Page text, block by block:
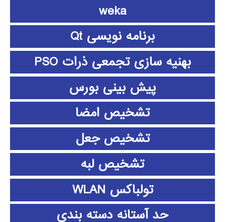
weka
برنامه نویسی Qt
بهنیه سازی تجمعی ذرات PSO
پیش بینی بورس
تشخیص امضا
تشخیص جعل
تشخیص لبه
تولباکس WLAN
حد آستانه دسته بندی